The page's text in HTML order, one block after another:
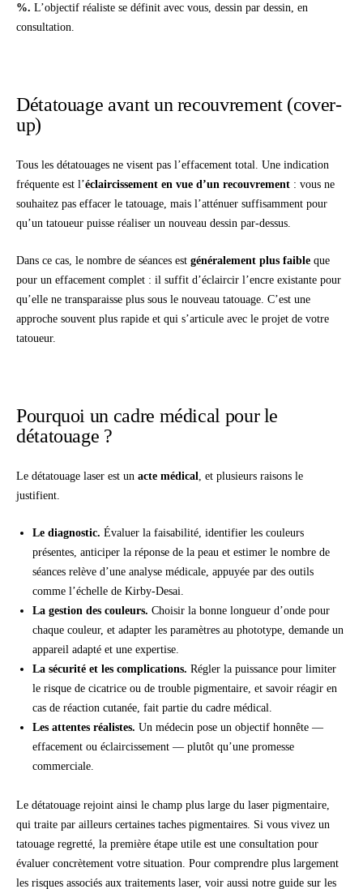
%. L’objectif réaliste se définit avec vous, dessin par dessin, en
consultation.
Détatouage avant un recouvrement (cover-
up)
Tous les détatouages ne visent pas l’effacement total. Une indication
fréquente est l’éclaircissement en vue d’un recouvrement : vous ne
souhaitez pas effacer le tatouage, mais l’atténuer suffisamment pour
qu’un tatoueur puisse réaliser un nouveau dessin par-dessus.
Dans ce cas, le nombre de séances est généralement plus faible que
pour un effacement complet : il suffit d’éclaircir l’encre existante pour
qu’elle ne transparaisse plus sous le nouveau tatouage. C’est une
approche souvent plus rapide et qui s’articule avec le projet de votre
tatoueur.
Pourquoi un cadre médical pour le
détatouage ?
Le détatouage laser est un acte médical , et plusieurs raisons le
justifient.
Le diagnostic. Évaluer la faisabilité, identifier les couleurs
présentes, anticiper la réponse de la peau et estimer le nombre de
séances relève d’une analyse médicale, appuyée par des outils
comme l’échelle de Kirby-Desai.
La gestion des couleurs. Choisir la bonne longueur d’onde pour
chaque couleur, et adapter les paramètres au phototype, demande un
appareil adapté et une expertise.
La sécurité et les complications. Régler la puissance pour limiter
le risque de cicatrice ou de trouble pigmentaire, et savoir réagir en
cas de réaction cutanée, fait partie du cadre médical.
Les attentes réalistes. Un médecin pose un objectif honnête —
effacement ou éclaircissement — plutôt qu’une promesse
commerciale.
Le détatouage rejoint ainsi le champ plus large du laser pigmentaire
qui traite par ailleurs certaines taches pigmentaires . Si vous vivez un
tatouage regretté , la première étape utile est une consultation pour
évaluer concrètement votre situation. Pour comprendre plus largement
les risques associés aux traitements laser, voir aussi notre guide sur les